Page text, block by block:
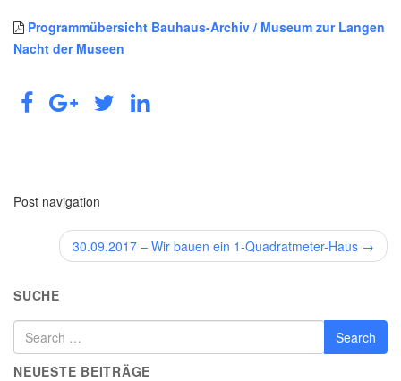
Programmübersicht Bauhaus-Archiv / Museum zur Langen
Nacht der Museen
Post navigation
30.09.2017 – Wir bauen ein 1-Quadratmeter-Haus →
SUCHE
NEUESTE BEITRÄGE